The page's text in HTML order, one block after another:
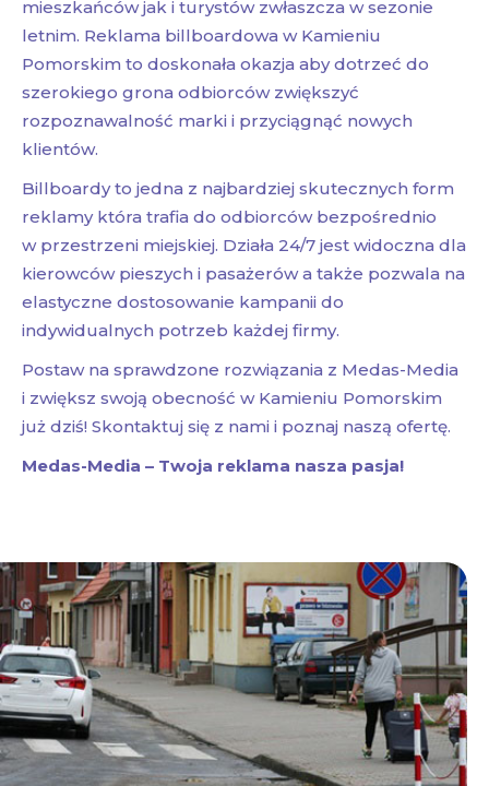
mieszkańców jak i turystów zwłaszcza w sezonie
letnim. Reklama billboardowa w Kamieniu
Pomorskim to doskonała okazja aby dotrzeć do
szerokiego grona odbiorców zwiększyć
rozpoznawalność marki i przyciągnąć nowych
klientów.
Billboardy to jedna z najbardziej skutecznych form
reklamy która trafia do odbiorców bezpośrednio
w przestrzeni miejskiej. Działa 24/7 jest widoczna dla
kierowców pieszych i pasażerów a także pozwala na
elastyczne dostosowanie kampanii do
indywidualnych potrzeb każdej firmy.
Postaw na sprawdzone rozwiązania z Medas-Media
i zwiększ swoją obecność w Kamieniu Pomorskim
już dziś! Skontaktuj się z nami i poznaj naszą ofertę.
Medas-Media – Twoja reklama nasza pasja!